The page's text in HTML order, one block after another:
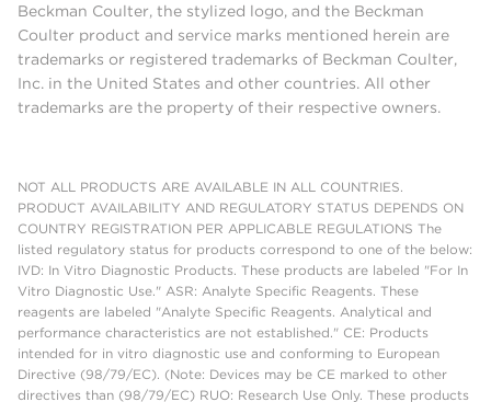
Beckman Coulter, the stylized logo, and the Beckman
Coulter product and service marks mentioned herein are
trademarks or registered trademarks of Beckman Coulter,
Inc. in the United States and other countries. All other
trademarks are the property of their respective owners.
NOT ALL PRODUCTS ARE AVAILABLE IN ALL COUNTRIES.
PRODUCT AVAILABILITY AND REGULATORY STATUS DEPENDS ON
COUNTRY REGISTRATION PER APPLICABLE REGULATIONS The
listed regulatory status for products correspond to one of the below:
IVD: In Vitro Diagnostic Products. These products are labeled "For In
Vitro Diagnostic Use." ASR: Analyte Specific Reagents. These
reagents are labeled "Analyte Specific Reagents. Analytical and
performance characteristics are not established." CE: Products
intended for in vitro diagnostic use and conforming to European
Directive (98/79/EC). (Note: Devices may be CE marked to other
directives than (98/79/EC) RUO: Research Use Only. These products